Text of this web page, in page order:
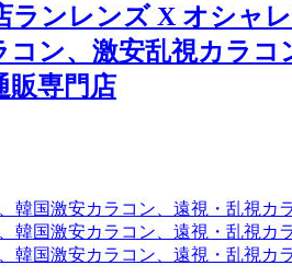
ンレンズ X オシャ
ン、激安乱視カラコ
販専門店
国激安カラコン、遠視・乱視カ
国激安カラコン、遠視・乱視カ
国激安カラコン、遠視・乱視カ